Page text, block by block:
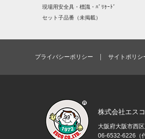
現場用安全具・標識・ﾊﾞﾘｹｰﾄﾞ
セット子品番（未掲載）
プライバシーポリシー サイトポリシ
株式会社エスコ
大阪府大阪市西
06-6532-6226（